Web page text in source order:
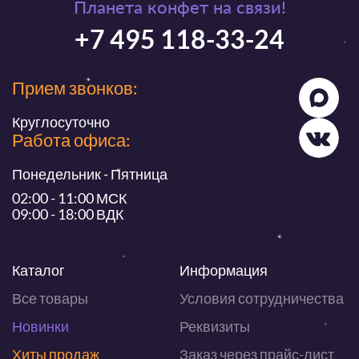
Планета конфет на связи!
+7 495 118-33-24
Прием звонков:
Круглосуточно
Работа офиса:
Понедельник - Пятница
02:00 - 11:00 МСК
09:00 - 18:00 ВДК
Каталог
Все товары
Новинки
Хиты продаж
Информация
Условия сотрудничества
Реквизиты
Заказ через прайс-лист